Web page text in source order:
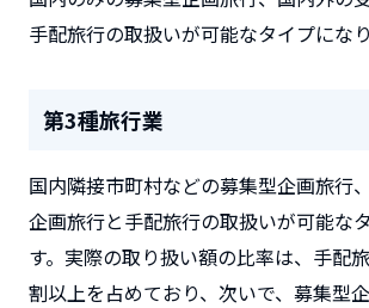
手配旅行の取扱いが可能なタイプになり
第3種旅行業
国内隣接市町村などの募集型企画旅行
企画旅行と手配旅行の取扱いが可能な
す。実際の取り扱い額の比率は、手配
割以上を占めており、次いで、募集型